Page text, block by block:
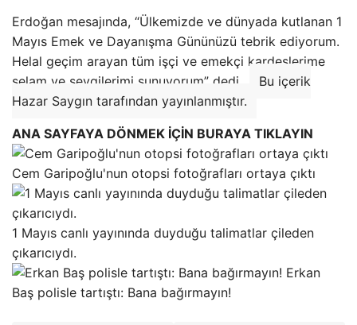
Erdoğan mesajında, “Ülkemizde ve dünyada kutlanan 1
Mayıs Emek ve Dayanışma Gününüzü tebrik ediyorum.
Helal geçim arayan tüm işçi ve emekçi kardeşlerime
selam ve sevgilerimi sunuyorum” dedi. .
Bu içerik
Hazar Saygın tarafından yayınlanmıştır.
ANA SAYFAYA DÖNMEK İÇİN BURAYA TIKLAYIN
Cem Garipoğlu'nun otopsi fotoğrafları ortaya çıktı
1 Mayıs canlı yayınında duyduğu talimatlar çileden
çıkarıcıydı.
Erkan
Baş polisle tartıştı: Bana bağırmayın!